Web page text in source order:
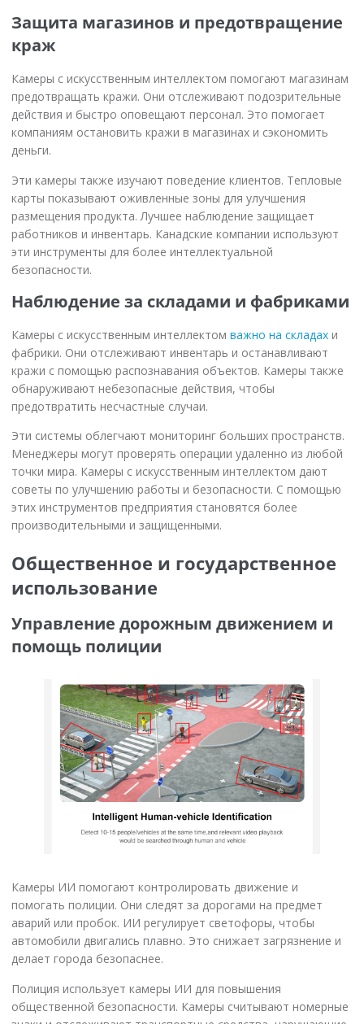
Защита магазинов и предотвращение
краж
Камеры с искусственным интеллектом помогают магазинам
предотвращать кражи. Они отслеживают подозрительные
действия и быстро оповещают персонал. Это помогает
компаниям остановить кражи в магазинах и сэкономить
деньги.
Эти камеры также изучают поведение клиентов. Тепловые
карты показывают оживленные зоны для улучшения
размещения продукта. Лучшее наблюдение защищает
работников и инвентарь. Канадские компании используют
эти инструменты для более интеллектуальной
безопасности.
Наблюдение за складами и фабриками
Камеры с искусственным интеллектом важно на складах и
фабрики. Они отслеживают инвентарь и останавливают
кражи с помощью распознавания объектов. Камеры также
обнаруживают небезопасные действия, чтобы
предотвратить несчастные случаи.
Эти системы облегчают мониторинг больших пространств.
Менеджеры могут проверять операции удаленно из любой
точки мира. Камеры с искусственным интеллектом дают
советы по улучшению работы и безопасности. С помощью
этих инструментов предприятия становятся более
производительными и защищенными.
Общественное и государственное
использование
Управление дорожным движением и
помощь полиции
Камеры ИИ помогают контролировать движение и
помогать полиции. Они следят за дорогами на предмет
аварий или пробок. ИИ регулирует светофоры, чтобы
автомобили двигались плавно. Это снижает загрязнение и
делает города безопаснее.
Полиция использует камеры ИИ для повышения
общественной безопасности. Камеры считывают номерные